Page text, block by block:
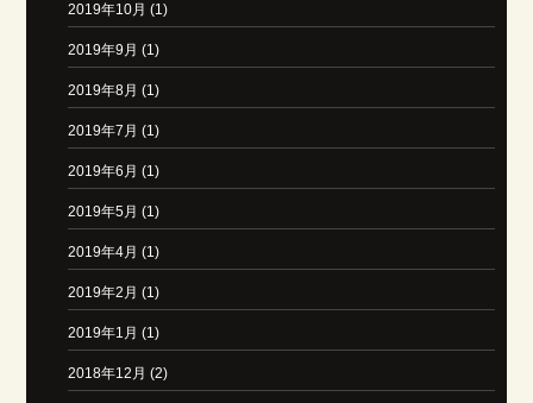
2019年10月 (1)
2019年9月 (1)
2019年8月 (1)
2019年7月 (1)
2019年6月 (1)
2019年5月 (1)
2019年4月 (1)
2019年2月 (1)
2019年1月 (1)
2018年12月 (2)